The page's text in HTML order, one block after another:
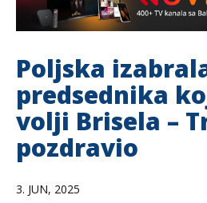
Poljska
predsednika
volji Brisela –
pozdravio
3. JUN, 2025